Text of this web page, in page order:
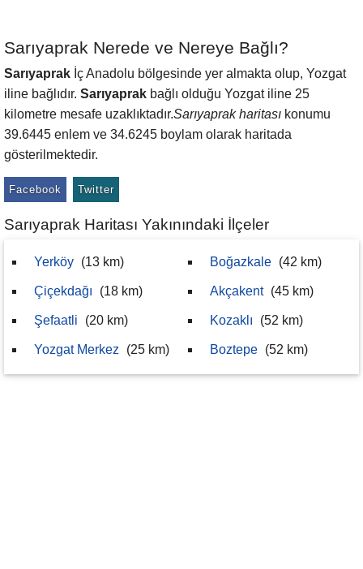
Sarıyaprak Nerede ve Nereye Bağlı?
Sarıyaprak İç Anadolu bölgesinde yer almakta olup, Yozgat
iline bağlıdır. Sarıyaprak bağlı olduğu Yozgat iline 25
kilometre mesafe uzaklıktadır.Sarıyaprak haritası konumu
39.6445 enlem ve 34.6245 boylam olarak haritada
gösterilmektedir.
Facebook Twitter
Sarıyaprak Haritası Yakınındaki İlçeler
Yerköy (13 km)
Çiçekdağı (18 km)
Şefaatli (20 km)
Yozgat Merkez (25 km)
Boğazkale (42 km)
Akçakent (45 km)
Kozaklı (52 km)
Boztepe (52 km)